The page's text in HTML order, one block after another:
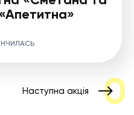
Наступна акція